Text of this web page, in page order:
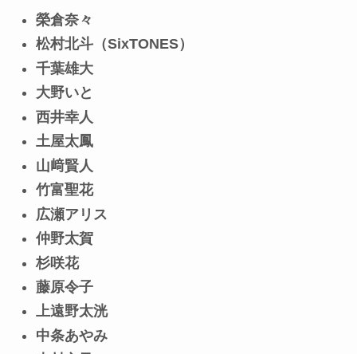
榮倉奈々
松村北斗（SixTONES）
千葉雄大
大野いと
西井幸人
土屋太鳳
山﨑賢人
竹富聖花
広瀬アリス
仲野太賀
杉咲花
藤原令子
上遠野太洸
中条あやみ